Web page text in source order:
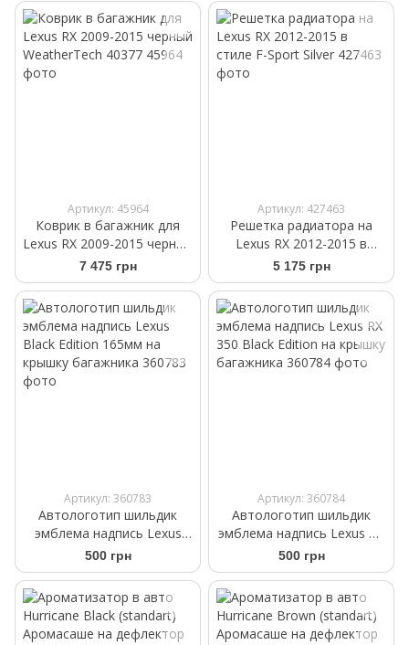
Артикул: 45964
Коврик в багажник для
Lexus RX 2009-2015 черный
WeatherTech 40377
7 475 грн
Артикул: 427463
Решетка радиатора на
Lexus RX 2012-2015 в
стиле F-Sport Silver
5 175 грн
Артикул: 360783
Автологотип шильдик
эмблема надпись Lexus
Black Еdition 165мм на
крышку багажника
500 грн
Артикул: 360784
Автологотип шильдик
эмблема надпись Lexus RX
350 Black Еdition на крышку
багажника
500 грн